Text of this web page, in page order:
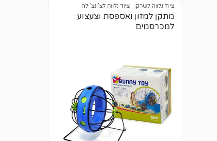
ציוד נלווה לשרקן ציוד נלווה לצ'ינצ'ילה
מתקן למזון ואספסת וצעצוע
למכרסמים